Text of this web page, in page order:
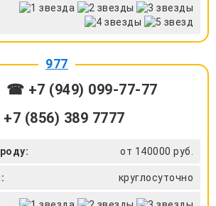
977
☎ +7 (949) 099-77-77
(856) 389 7777
от 140000 руб.
круглосуточно